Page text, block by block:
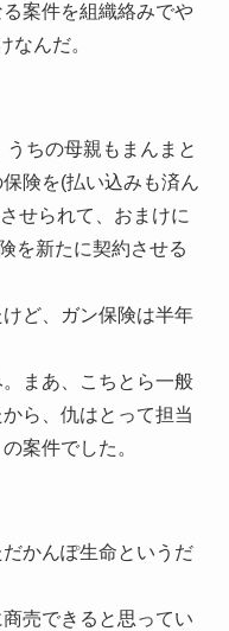
案件を組織絡みでや
なんだ。
ちの母親もまんまと
険を(払い込みも済ん
せられて、おまけに
を新たに契約させる
ど、ガン保険は半年
まあ、こちとら一般
ら、仇はとって担当
案件でした。
かんぽ生命というだ
売できると思ってい